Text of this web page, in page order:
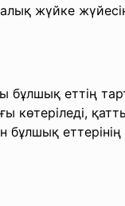
жүйке
бұлшық еттің